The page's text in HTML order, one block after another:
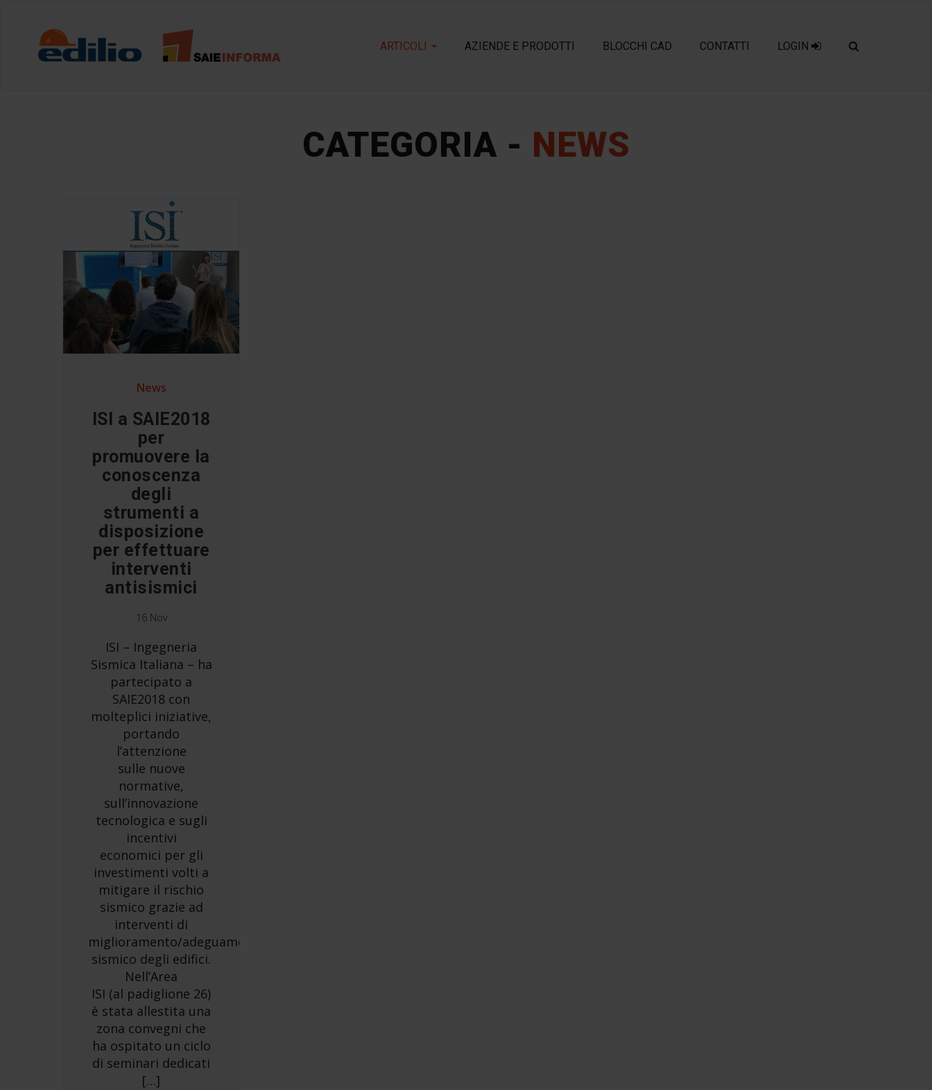
ARTICOLI AZIENDE E PRODOTTI BLOCCHI CAD CONTATTI LOGIN
CATEGORIA - NEWS
News
ISI a SAIE2018
per
promuovere la
conoscenza
degli
strumenti a
disposizione
per effettuare
interventi
antisismici
16 Nov
ISI – Ingegneria
Sismica Italiana – ha
partecipato a
SAIE2018 con
molteplici iniziative,
portando
l’attenzione
sulle nuove
normative,
sull’innovazione
tecnologica e sugli
incentivi
economici per gli
investimenti volti a
mitigare il rischio
sismico grazie ad
interventi di
miglioramento/adeguamento
sismico degli edifici.
Nell’Area
ISI (al padiglione 26)
è stata allestita una
zona convegni che
ha ospitato un ciclo
di seminari dedicati
[…]